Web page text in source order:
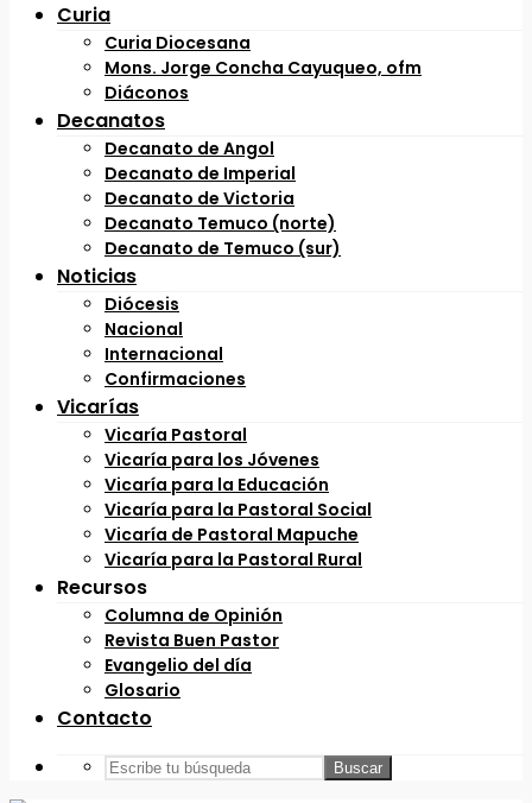
Curia
Curia Diocesana
Mons. Jorge Concha Cayuqueo, ofm
Diáconos
Decanatos
Decanato de Angol
Decanato de Imperial
Decanato de Victoria
Decanato Temuco (norte)
Decanato de Temuco (sur)
Noticias
Diócesis
Nacional
Internacional
Confirmaciones
Vicarías
Vicaría Pastoral
Vicaría para los Jóvenes
Vicaría para la Educación
Vicaría para la Pastoral Social
Vicaría de Pastoral Mapuche
Vicaría para la Pastoral Rural
Recursos
Columna de Opinión
Revista Buen Pastor
Evangelio del día
Glosario
Contacto
Buscar